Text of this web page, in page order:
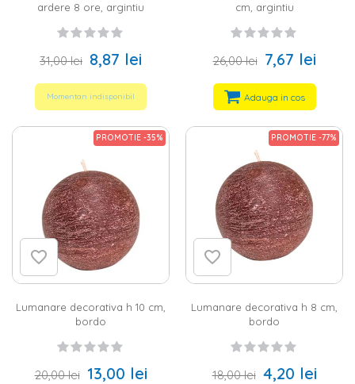
ardere 8 ore, argintiu
31,00 lei 8,87 lei
Momentan indisponibil
cm, argintiu
26,00 lei 7,67 lei
Adauga in cos
PROMOTIE -35%
Lumanare decorativa h 10 cm,
bordo
20,00 lei 13,00 lei
PROMOTIE -77%
Lumanare decorativa h 8 cm,
bordo
18,00 lei 4,20 lei